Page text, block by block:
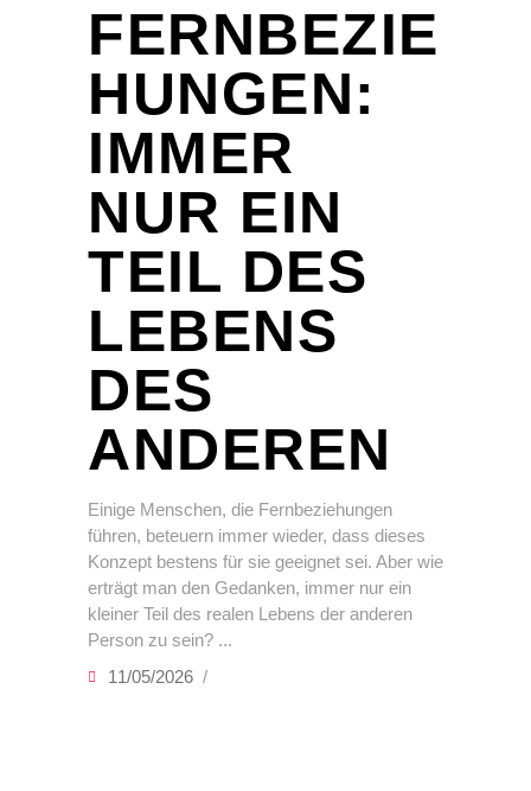
FERNBEZIE
HUNGEN:
IMMER
NUR EIN
TEIL DES
LEBENS
DES
ANDEREN
Einige Menschen, die Fernbeziehungen
führen, beteuern immer wieder, dass dieses
Konzept bestens für sie geeignet sei. Aber wie
erträgt man den Gedanken, immer nur ein
kleiner Teil des realen Lebens der anderen
Person zu sein?
11/05/2026